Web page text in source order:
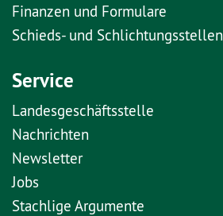
Finanzen und Formulare
Schieds- und Schlichtungsstellen
Service
Landesgeschäftsstelle
Nachrichten
Newsletter
Jobs
Stachlige Argumente